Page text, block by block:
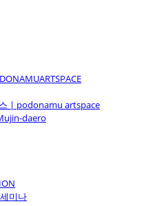
| podonamu artspace
daero
미나